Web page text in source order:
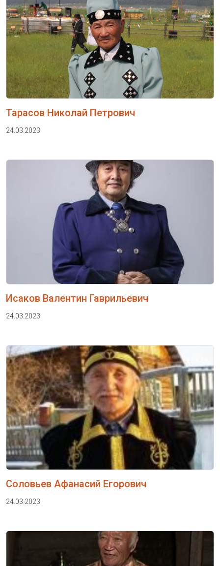
Тарасов Николай Петрович
24.03.2023
Исаков Валентин Гаврильевич
24.03.2023
Соловьев Афанасий Егорович
24.03.2023